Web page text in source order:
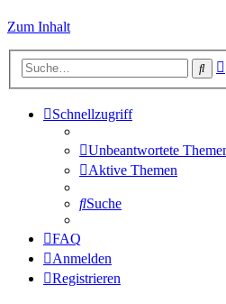
Zum Inhalt
Schnellzugriff
Unbeantwortete
Aktive Themen
Suche
FAQ
Anmelden
Registrieren